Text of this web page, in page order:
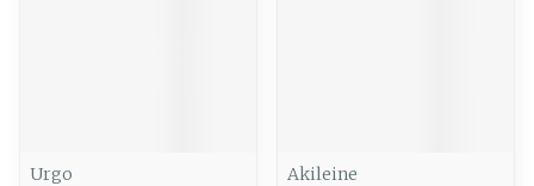
Urgo
Akileine